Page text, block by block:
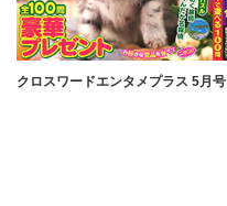
クロスワードエンタメプラス 5月号